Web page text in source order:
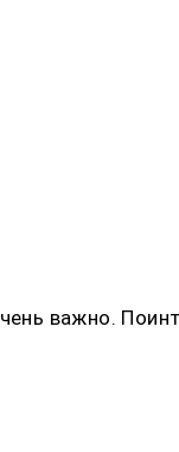
важно.